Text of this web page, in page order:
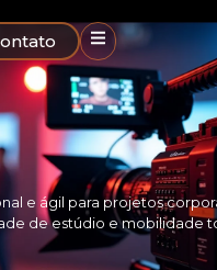
e ágil para projetos
de estúdio e mobilidade